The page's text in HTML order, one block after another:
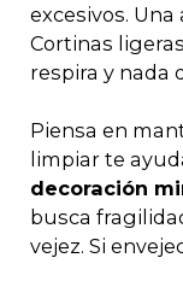
excesivos.
Cortinas
respira y nada
Piensa en
limpiar te
decoración
busca
vejez. Si